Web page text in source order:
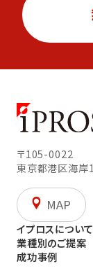
〒105-0022
東京都港区海
MAP
イプロスについて
業種別のご提案
成功事例